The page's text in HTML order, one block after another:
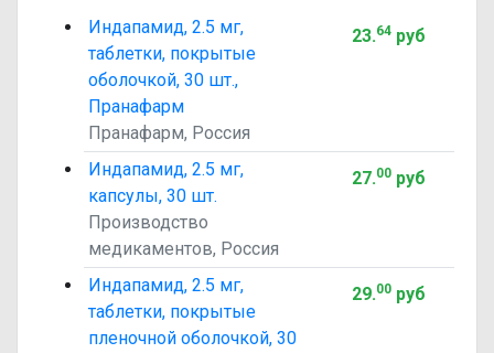
Индапамид, 2.5 мг,
таблетки, покрытые
оболочкой, 30 шт.,
Пранафарм
Пранафарм, Россия
23.64руб
Индапамид, 2.5 мг,
капсулы, 30 шт.
Производство
медикаментов, Россия
27.00руб
Индапамид, 2.5 мг,
таблетки, покрытые
пленочной оболочкой, 30
29.00руб